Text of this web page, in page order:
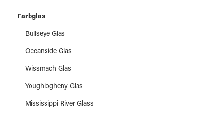
Farbglas
Bullseye Glas
Oceanside Glas
Wissmach Glas
Youghiogheny Glas
Mississippi River Glass